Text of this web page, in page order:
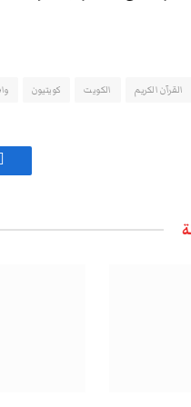
القرآن الكريم الكويت كويتيون